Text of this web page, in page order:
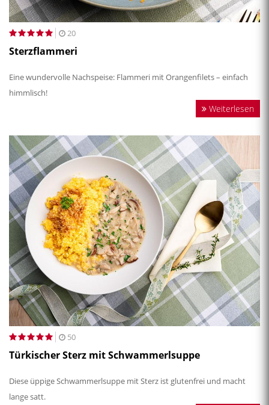
20
Sterzflammeri
Eine wundervolle Nachspeise: Flammeri mit Orangenfilets – einfach
himmlisch!
Weiterlesen
50
Türkischer Sterz mit Schwammerlsuppe
Diese üppige Schwammerlsuppe mit Sterz ist glutenfrei und macht
lange satt.